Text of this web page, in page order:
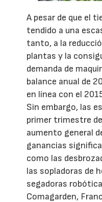
A pesar de que el
tendido a una
tanto, a la
plantas y la
demanda de
balance anual de
en línea con el
Sin embargo, las
primer trimestre
aumento general
ganancias
como las
las sopladoras de
segadoras
Comagarden,